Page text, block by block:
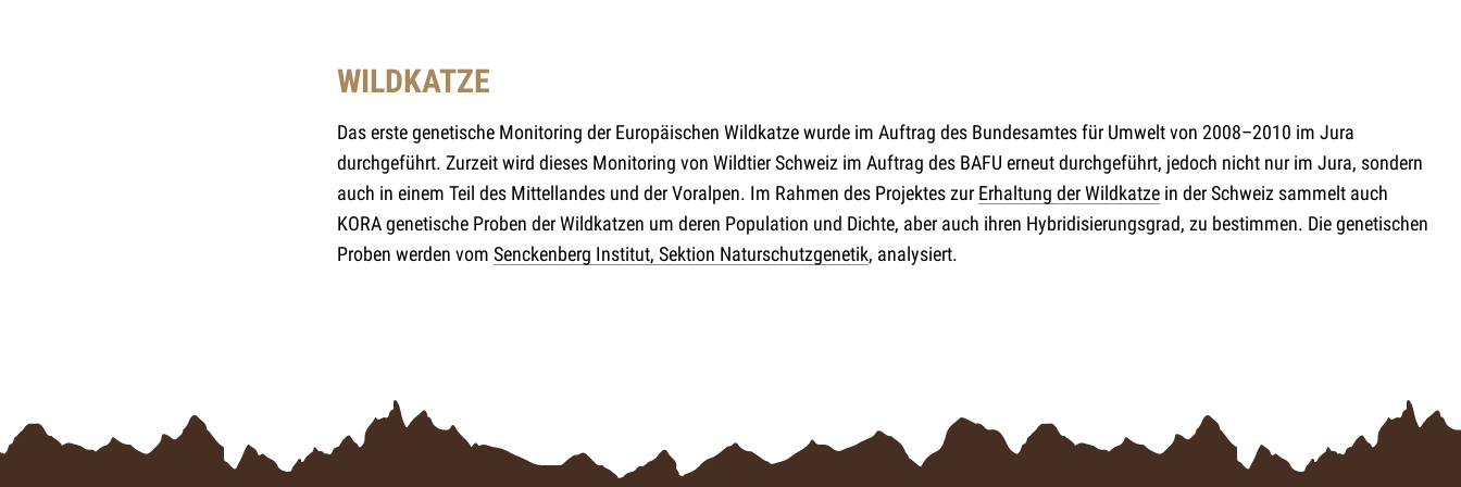
WILDKATZE
Das erste genetische Monitoring der Europäischen Wildkatze wurde im Auftrag des Bundesamtes für Umwelt von 2008–2010 im Jura
durchgeführt. Zurzeit wird dieses Monitoring von Wildtier Schweiz im Auftrag des BAFU erneut durchgeführt, jedoch nicht nur im Jura, sondern
auch in einem Teil des Mittellandes und der Voralpen. Im Rahmen des Projektes zur Erhaltung der Wildkatze in der Schweiz sammelt auch
KORA genetische Proben der Wildkatzen um deren Population und Dichte, aber auch ihren Hybridisierungsgrad, zu bestimmen. Die genetischen
Proben werden vom Senckenberg Institut, Sektion Naturschutzgenetik, analysiert.